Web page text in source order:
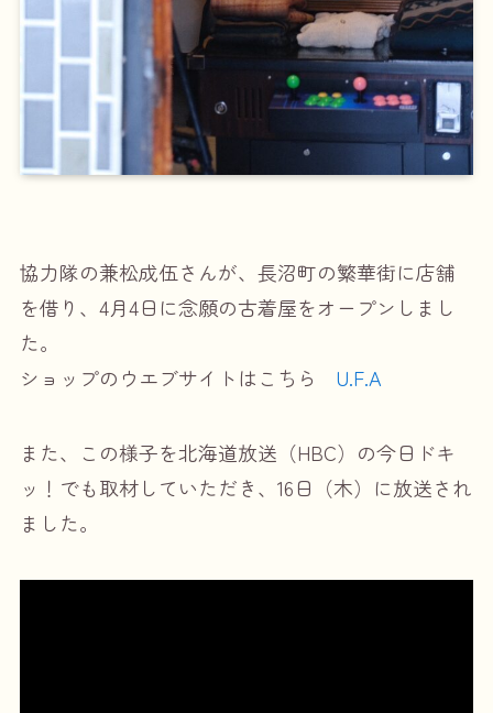
協力隊の兼松成伍さんが、長沼町の繁華街に店舗
を借り、4月4日に念願の古着屋をオープンしまし
た。
ショップのウエブサイトはこちら U.F.A
また、この様子を北海道放送（HBC）の今日ドキ
ッ！でも取材していただき、16日（木）に放送され
ました。